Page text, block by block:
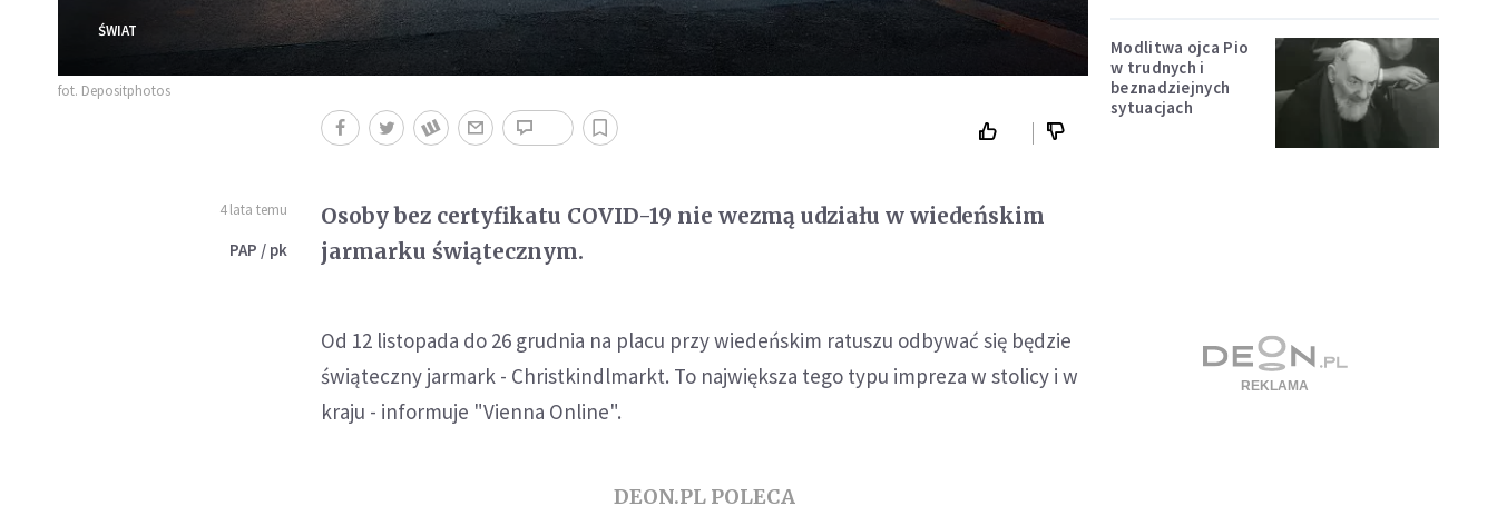
ŚWIAT
fot. Depositphotos
4 lata temu
PAP / pk
Osoby bez certyfikatu COVID-19 nie wezmą udziału w wiedeńskim
jarmarku świątecznym.
Od 12 listopada do 26 grudnia na placu przy wiedeńskim ratuszu odbywać się będzie
świąteczny jarmark - Christkindlmarkt. To największa tego typu impreza w stolicy i w
kraju - informuje "Vienna Online".
DEON.PL POLECA
Modlitwa ojca Pio
w trudnych i
beznadziejnych
sytuacjach